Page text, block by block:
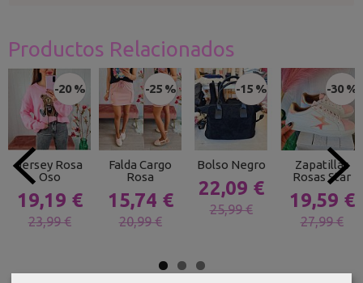
Productos Relacionados
-20 %
Jersey Rosa
Oso
19,19 €
23,99 €
-25 %
Falda Cargo
Rosa
15,74 €
20,99 €
-15 %
Bolso Negro
22,09 €
25,99 €
-30 %
Zapatillas
Rosas Star
19,59 €
27,99 €